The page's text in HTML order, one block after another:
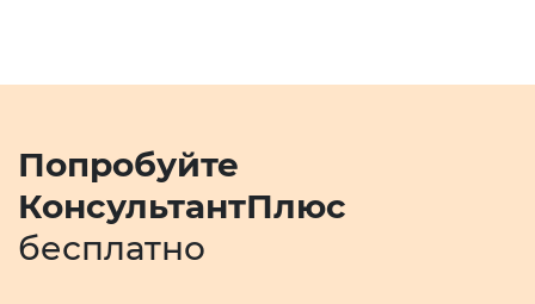
Попробуйте
КонсультантПлюс
бесплатно